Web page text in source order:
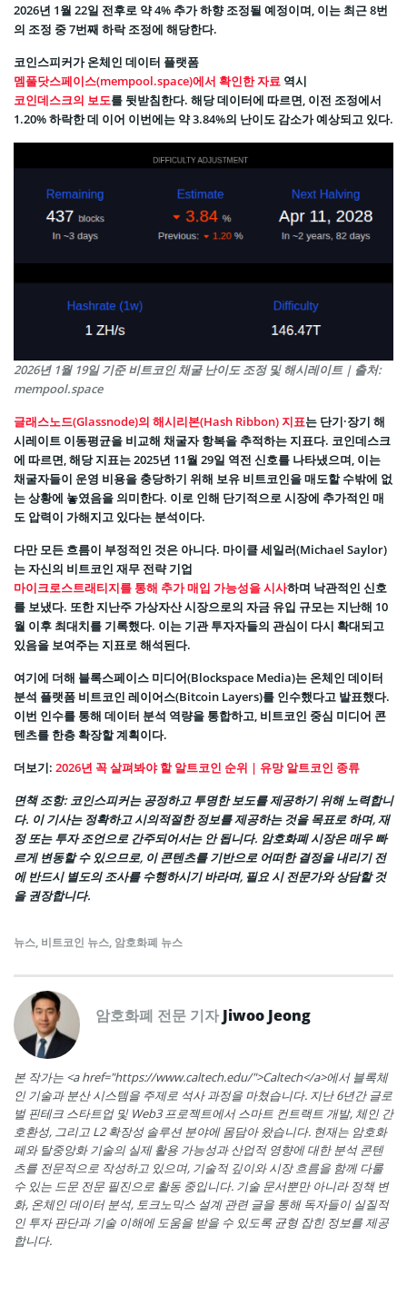
2026년 1월 22일 전후로 약 4% 추가 하향 조정될 예정이며, 이는 최근 8번
의 조정 중 7번째 하락 조정에 해당한다.
코인스피커가 온체인 데이터 플랫폼
멤풀닷스페이스(mempool.space)에서 확인한 자료 역시
코인데스크의 보도를 뒷받침한다. 해당 데이터에 따르면, 이전 조정에서
1.20% 하락한 데 이어 이번에는 약 3.84%의 난이도 감소가 예상되고 있다.
2026년 1월 19일 기준 비트코인 채굴 난이도 조정 및 해시레이트 | 출처:
mempool.space
글래스노드(Glassnode)의 해시리본(Hash Ribbon) 지표는 단기·장기 해
시레이트 이동평균을 비교해 채굴자 항복을 추적하는 지표다. 코인데스크
에 따르면, 해당 지표는 2025년 11월 29일 역전 신호를 나타냈으며, 이는
채굴자들이 운영 비용을 충당하기 위해 보유 비트코인을 매도할 수밖에 없
는 상황에 놓였음을 의미한다. 이로 인해 단기적으로 시장에 추가적인 매
도 압력이 가해지고 있다는 분석이다.
다만 모든 흐름이 부정적인 것은 아니다. 마이클 세일러(Michael Saylor)
는 자신의 비트코인 재무 전략 기업
마이크로스트래티지를 통해 추가 매입 가능성을 시사하며 낙관적인 신호
를 보냈다. 또한 지난주 가상자산 시장으로의 자금 유입 규모는 지난해 10
월 이후 최대치를 기록했다. 이는 기관 투자자들의 관심이 다시 확대되고
있음을 보여주는 지표로 해석된다.
여기에 더해 블록스페이스 미디어(Blockspace Media)는 온체인 데이터
분석 플랫폼 비트코인 레이어스(Bitcoin Layers)를 인수했다고 발표했다.
이번 인수를 통해 데이터 분석 역량을 통합하고, 비트코인 중심 미디어 콘
텐츠를 한층 확장할 계획이다.
더보기: 2026년 꼭 살펴봐야 할 알트코인 순위 | 유망 알트코인 종류
면책 조항: 코인스피커는 공정하고 투명한 보도를 제공하기 위해 노력합니
다. 이 기사는 정확하고 시의적절한 정보를 제공하는 것을 목표로 하며, 재
정 또는 투자 조언으로 간주되어서는 안 됩니다. 암호화폐 시장은 매우 빠
르게 변동할 수 있으므로, 이 콘텐츠를 기반으로 어떠한 결정을 내리기 전
에 반드시 별도의 조사를 수행하시기 바라며, 필요 시 전문가와 상담할 것
을 권장합니다.
뉴스, 비트코인 뉴스, 암호화폐 뉴스
암호화폐 전문 기자Jiwoo Jeong
본 작가는 <a href="https://www.caltech.edu/">Caltech</a>에서 블록체
인 기술과 분산 시스템을 주제로 석사 과정을 마쳤습니다. 지난 6년간 글로
벌 핀테크 스타트업 및 Web3 프로젝트에서 스마트 컨트랙트 개발, 체인 간
호환성, 그리고 L2 확장성 솔루션 분야에 몸담아 왔습니다. 현재는 암호화
폐와 탈중앙화 기술의 실제 활용 가능성과 산업적 영향에 대한 분석 콘텐
츠를 전문적으로 작성하고 있으며, 기술적 깊이와 시장 흐름을 함께 다룰
수 있는 드문 전문 필진으로 활동 중입니다. 기술 문서뿐만 아니라 정책 변
화, 온체인 데이터 분석, 토크노믹스 설계 관련 글을 통해 독자들이 실질적
인 투자 판단과 기술 이해에 도움을 받을 수 있도록 균형 잡힌 정보를 제공
합니다.